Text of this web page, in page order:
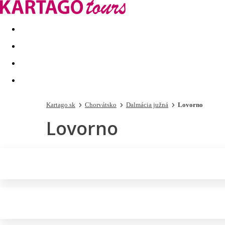
Last minute Dovolenkové kluby
Kartago.sk Chorvátsko Dalmácia južná Lovorno
Lovorno